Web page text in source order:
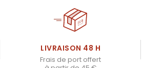
LIVRAISON 48 H
Frais de port offert